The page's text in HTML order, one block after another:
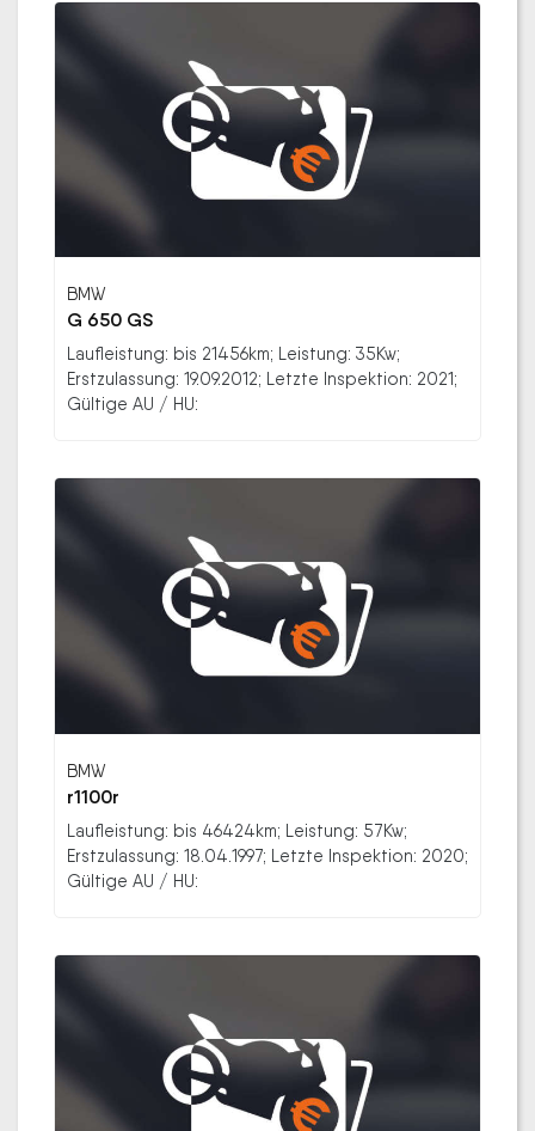
BMW
G 650 GS
Laufleistung: bis 21456km; Leistung: 35Kw;
Erstzulassung: 19.09.2012; Letzte Inspektion: 2021;
Gültige AU / HU:
BMW
r1100r
Laufleistung: bis 46424km; Leistung: 57Kw;
Erstzulassung: 18.04.1997; Letzte Inspektion: 2020;
Gültige AU / HU: